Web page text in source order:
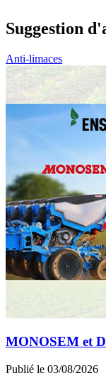
Suggestion
Anti-limaces
MONOSEM et
Publié le 03/08/2026